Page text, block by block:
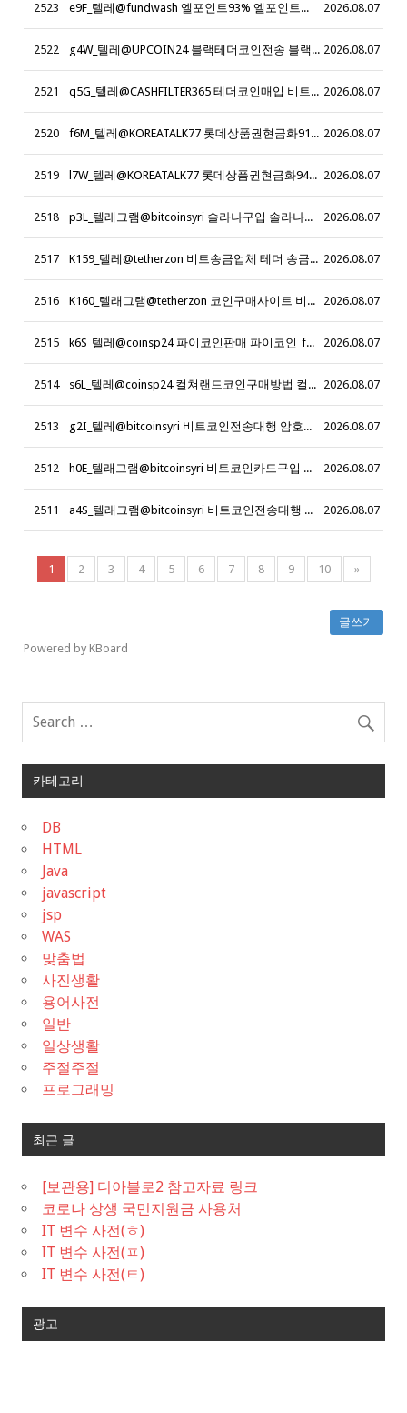
2523 e9F_텔레@fundwash 엘포인트93% 엘포인트현금화93%_t8U 2026.08.07
2522 g4W_텔레@UPCOIN24 블랙테더코인전송 블랙테더코인구입_i9F 2026.08.07
2521 q5G_텔레@CASHFILTER365 테더코인매입 비트코인사는법 코인구매사이트 테더코인판매 이더리움판매 테더구매테더판매 암호화폐구매대행_g0L 2026.08.07
2520 f6M_텔레@KOREATALK77 롯데상품권현금화91_v2M 2026.08.07
2519 l7W_텔레@KOREATALK77 롯데상품권현금화94%_i6I 2026.08.07
2518 p3L_텔레그램@bitcoinsyri 솔라나구입 솔라나구매_h0T 2026.08.07
2517 K159_텔레@tetherzon 비트송금업체 테더 송금업체 2026.08.07
2516 K160_텔래그램@tetherzon 코인구매사이트 비트코인 사는법 2026.08.07
2515 k6S_텔레@coinsp24 파이코인판매 파이코인_f5D 2026.08.07
2514 s6L_텔레@coinsp24 컬쳐랜드코인구매방법 컬쳐랜드테더구매_v3N 2026.08.07
2513 g2I_텔레@bitcoinsyri 비트코인전송대행 암호화폐전송대행_h3N 2026.08.07
2512 h0E_텔래그램@bitcoinsyri 비트코인카드구입 테더코인이체구입_z5Z 2026.08.07
2511 a4S_텔래그램@bitcoinsyri 비트코인전송대행 이더리움클레식사는곳_b8B 2026.08.07
1 2 3 4 5 6 7 8 9 10 »
글쓰기
Powered by KBoard
카테고리
DB
HTML
Java
javascript
jsp
WAS
맞춤법
사진생활
용어사전
일반
일상생활
주절주절
프로그래밍
최근 글
[보관용] 디아블로2 참고자료 링크
코로나 상생 국민지원금 사용처
IT 변수 사전(ㅎ)
IT 변수 사전(ㅍ)
IT 변수 사전(ㅌ)
광고